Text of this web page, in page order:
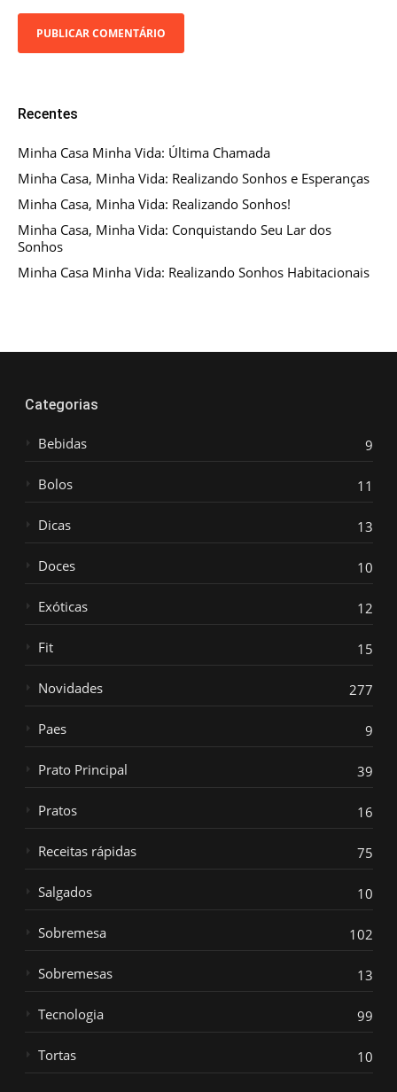
Recentes
Minha Casa Minha Vida: Última Chamada
Minha Casa, Minha Vida: Realizando Sonhos e Esperanças
Minha Casa, Minha Vida: Realizando Sonhos!
Minha Casa, Minha Vida: Conquistando Seu Lar dos
Sonhos
Minha Casa Minha Vida: Realizando Sonhos Habitacionais
Categorias
Bebidas 9
Bolos 11
Dicas 13
Doces 10
Exóticas 12
Fit 15
Novidades 277
Paes 9
Prato Principal 39
Pratos 16
Receitas rápidas 75
Salgados 10
Sobremesa 102
Sobremesas 13
Tecnologia 99
Tortas 10